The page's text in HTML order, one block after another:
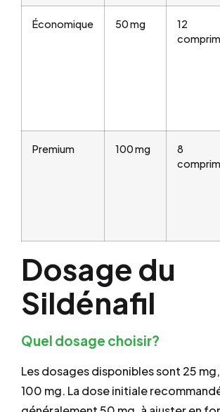
Économique 50 mg
12
Premium 100 mg
8
Dosage du
Sildénafil
Quel dosage choisir?
Les dosages disponibles sont 25
100 mg. La dose initiale